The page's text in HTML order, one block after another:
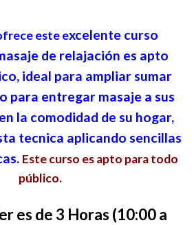
este excelente curso
de relajación es apto
ideal para ampliar sumar
para entregar masaje a sus
la comodidad de su hogar,
tecnica aplicando sencillas
Este curso es apto para todo
público.
es de 3 Horas (10:00 a